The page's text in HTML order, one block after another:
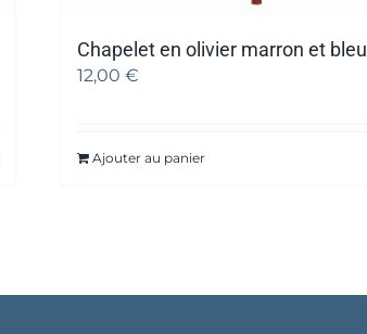
Chapelet en olivier marron et bleu
12,00€
Ajouter au panier